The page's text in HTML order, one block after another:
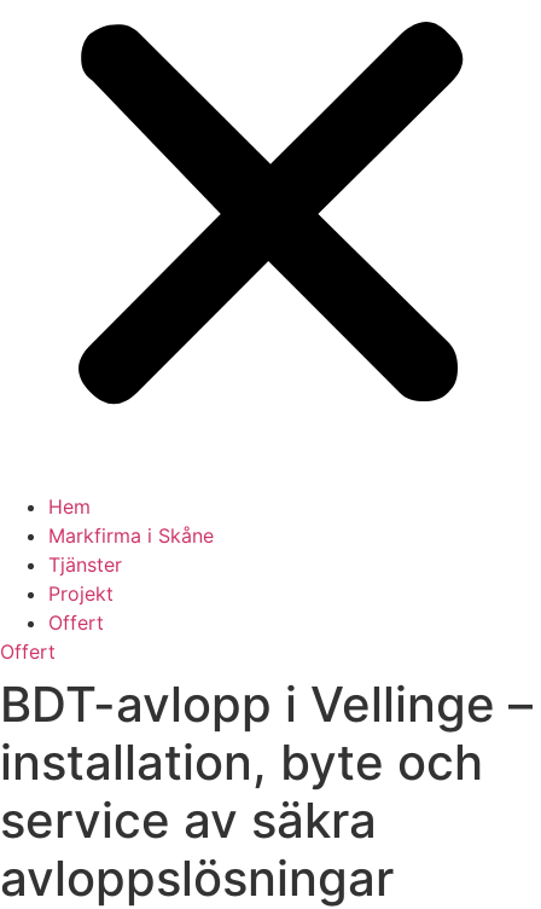
Hem
Markfirma i Skåne
Tjänster
Projekt
Offert
Offert
BDT-avlopp i Vellinge –
installation, byte och
service av säkra
avloppslösningar